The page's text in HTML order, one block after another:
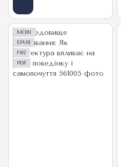
MOBI
EPUB
FB2
PDF